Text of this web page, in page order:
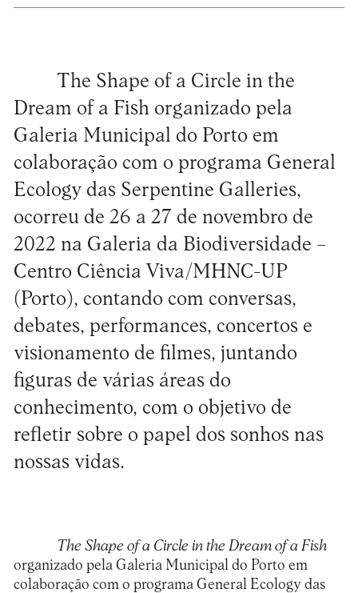
The Shape of a Circle in the
Dream of a Fish organizado pela
Galeria Municipal do Porto em
colaboração com o programa General
Ecology das Serpentine Galleries,
ocorreu de 26 a 27 de novembro de
2022 na Galeria da Biodiversidade –
Centro Ciência Viva/MHNC-UP
(Porto), contando com conversas,
debates, performances, concertos e
visionamento de filmes, juntando
figuras de várias áreas do
conhecimento, com o objetivo de
refletir sobre o papel dos sonhos nas
nossas vidas.
The Shape of a Circle in the Dream of a Fish
organizado pela Galeria Municipal do Porto em
colaboração com o programa General Ecology das